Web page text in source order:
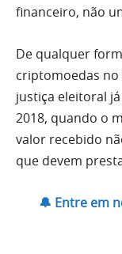
financeiro, não
De qualquer
criptomoedas no
justiça eleitoral
2018, quando o
valor recebido
que devem
🔔 Entre em